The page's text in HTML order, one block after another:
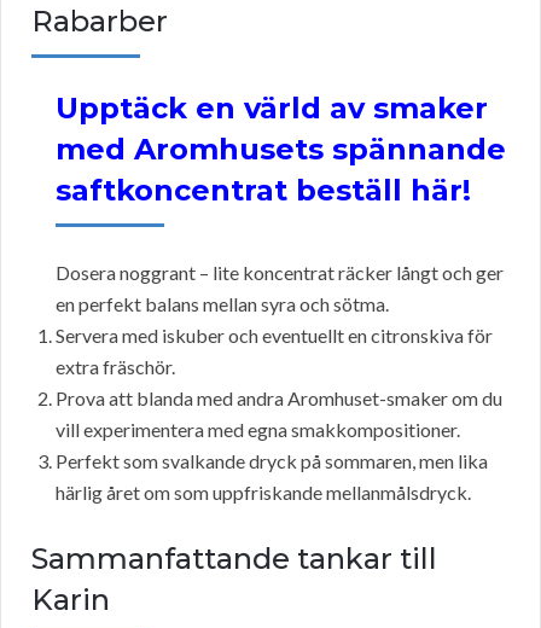
Rabarber
Upptäck en värld av smaker
med Aromhusets spännande
saftkoncentrat beställ här!
Dosera noggrant – lite koncentrat räcker långt och ger
en perfekt balans mellan syra och sötma.
Servera med iskuber och eventuellt en citronskiva för
extra fräschör.
Prova att blanda med andra Aromhuset-smaker om du
vill experimentera med egna smakkompositioner.
Perfekt som svalkande dryck på sommaren, men lika
härlig året om som uppfriskande mellanmålsdryck.
Sammanfattande tankar till
Karin